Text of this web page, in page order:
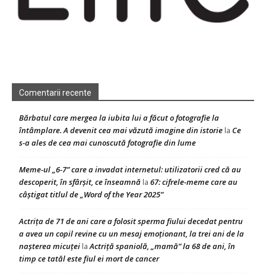
Comentarii recente
Bărbatul care mergea la iubita lui a făcut o fotografie la
întâmplare. A devenit cea mai văzută imagine din istorie la Ce
s-a ales de cea mai cunoscută fotografie din lume
Meme-ul „6-7” care a invadat internetul: utilizatorii cred că au
descoperit, în sfârșit, ce înseamnă la 67: cifrele-meme care au
câștigat titlul de „Word of the Year 2025”
Actrița de 71 de ani care a folosit sperma fiului decedat pentru
a avea un copil revine cu un mesaj emoționant, la trei ani de la
nașterea micuței laActriță spaniolă, „mamă” la 68 de ani, în
timp ce tatăl este fiul ei mort de cancer